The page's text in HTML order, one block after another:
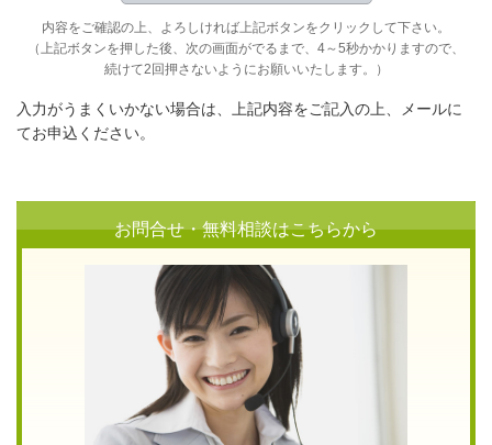
内容をご確認の上、よろしければ上記ボタンをクリックして下さい。
（上記ボタンを押した後、次の画面がでるまで、4～5秒かかりますので、
続けて2回押さないようにお願いいたします。）
入力がうまくいかない場合は、上記内容をご記入の上、メールに
てお申込ください。
お問合せ・無料相談はこちらから